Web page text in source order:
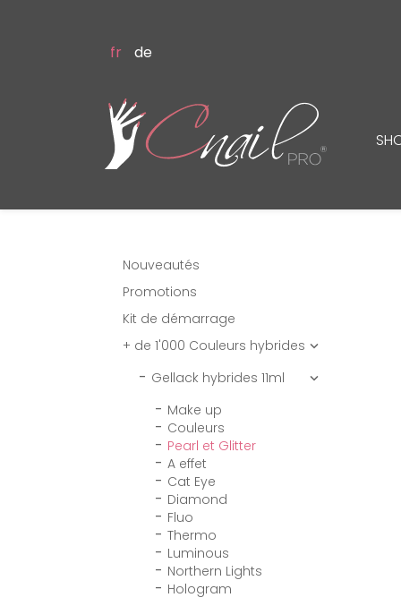
fr de
Nouveautés
Promotions
Kit de démarrage
+ de 1'000 Couleurs hybrides 
Gellack hybrides 11ml 
Make up
Couleurs
Pearl et Glitter
A effet
Cat Eye
Diamond
Fluo
Thermo
Luminous
Northern Lights
Hologram